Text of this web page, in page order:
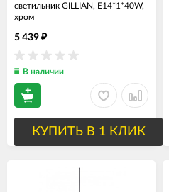
светильник GILLIAN, Е14*1*40W,
хром
5 439 ₽
В наличии
КУПИТЬ В 1 КЛИК